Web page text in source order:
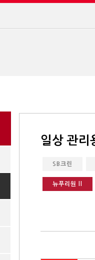
일상 관리
SB크린
뉴푸리원 ll